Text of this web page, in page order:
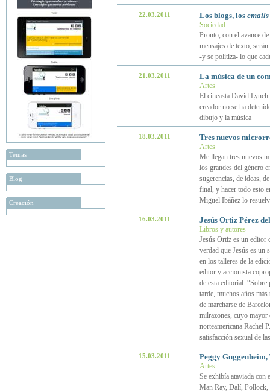
Temas
Blog
Creación
22.03.2011 Los blogs, los emails
Sociedad
Pronto, con el avance
mensajes de texto,
-y se politiza- lo que
21.03.2011 La música de un
Artes
El cineasta David
creador no se ha
dibujo y la música
18.03.2011 Tres nuevos
Artes
Me llegan tres nuevos
los grandes del género
sugerencias, de ideas,
final, y hacer todo esto
Miguel Ibáñez lo
16.03.2011 Jesús Ortiz Pérez
Libros y autores
Jesús Ortiz es un editor
verdad que Jesús es un
en los talleres de la
editor y accionista
de esta editorial:
tarde, muchos años
de marcharse de
milrazones, cuyo mayor
norteamericana Rachel
satisfacción sexual de
15.03.2011 Peggy
Artes
Se exhibía ataviada
Man Ray, Dalí,